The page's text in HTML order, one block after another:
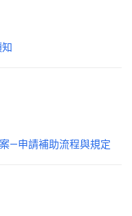
—申請補助流程與規定